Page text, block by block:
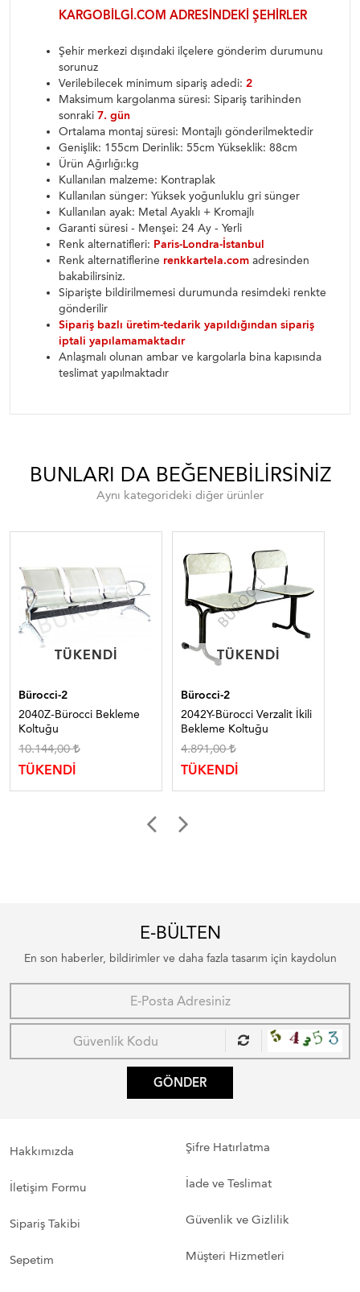
KARGOBILGI.COM ADRESINDEKI ŞEHIRLER
Şehir merkezi dışındaki ilçelere gönderim durumunu
sorunuz
Verilebilecek minimum sipariş adedi: 2
Maksimum kargolanma süresi: Sipariş tarihinden
sonraki 7. gün
Ortalama montaj süresi: Montajlı gönderilmektedir
Genişlik: 155cm Derinlik: 55cm Yükseklik: 88cm
Ürün Ağırlığı:kg
Kullanılan malzeme: Kontraplak
Kullanılan sünger: Yüksek yoğunluklu gri sünger
Kullanılan ayak: Metal Ayaklı + Kromajlı
Garanti süresi - Menşei: 24 Ay - Yerli
Renk alternatifleri: Paris-Londra-İstanbul
Renk alternatiflerine renkkartela.com adresinden
bakabilirsiniz.
Siparişte bildirilmemesi durumunda resimdeki renkte
gönderilir
Sipariş bazlı üretim-tedarik yapıldığından sipariş
iptali yapılamamaktadır
Anlaşmalı olunan ambar ve kargolarla bina kapısında
teslimat yapılmaktadır
BUNLARI DA BEĞENEBILIRSINIZ
Aynı kategorideki diğer ürünler
TÜKENDI
TÜKENDI
Bürocci-2
2040Z-Bürocci Bekleme
Koltuğu
10.144,00
TÜKENDİ
TÜKENDI
TÜKENDI
Bürocci-2
2042Y-Bürocci Verzalit İkili
Bekleme Koltuğu
4.891,00
TÜKENDİ
E-BÜLTEN
En son haberler, bildirimler ve daha fazla tasarım için kaydolun
GÖNDER
Hakkımızda
İletişim Formu
Sipariş Takibi
Sepetim
Şifre Hatırlatma
İade ve Teslimat
Güvenlik ve Gizlilik
Müşteri Hizmetleri